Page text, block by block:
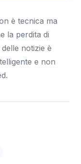
è tecnica ma
la perdita di
notizie è
e non